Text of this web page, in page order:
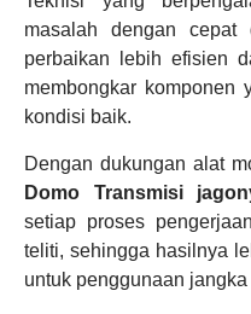
masalah dengan cepat
perbaikan lebih efisien
membongkar komponen
kondisi baik.
Dengan dukungan alat
Domo Transmisi
setiap proses
teliti, sehingga hasilnya
untuk penggunaan